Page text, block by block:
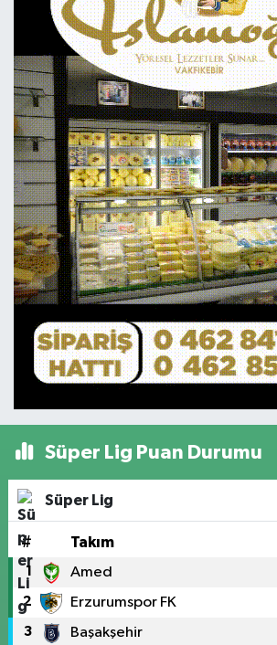
Süper Lig Puan Durumu
Süper Lig
# Takım
1 Amed
2 Erzurumspor FK
3 Başakşehir